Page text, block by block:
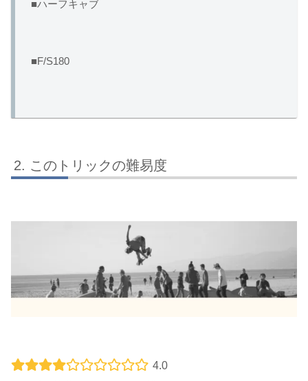
■ハーフキャブ
■F/S180
このトリックの難易度
4.0